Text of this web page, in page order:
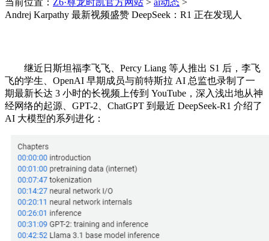
当前位置： Z6·尊龙时凯官方网站 > ai动态 >
Andrej Karpathy 最新视频盛赞 DeepSeek：R1 正在发现人
继近日斯坦福李飞飞、Percy Liang 等人推出 S1 后，李飞
飞的学生、OpenAI 早期成员与前特斯拉 AI 总监也录制了一
期最新长达 3 小时的长视频上传到 YouTube，深入浅出地从神
经网络的起源、GPT-2、ChatGPT 到最近 DeepSeek-R1 介绍了
AI 大模型的系列进化：